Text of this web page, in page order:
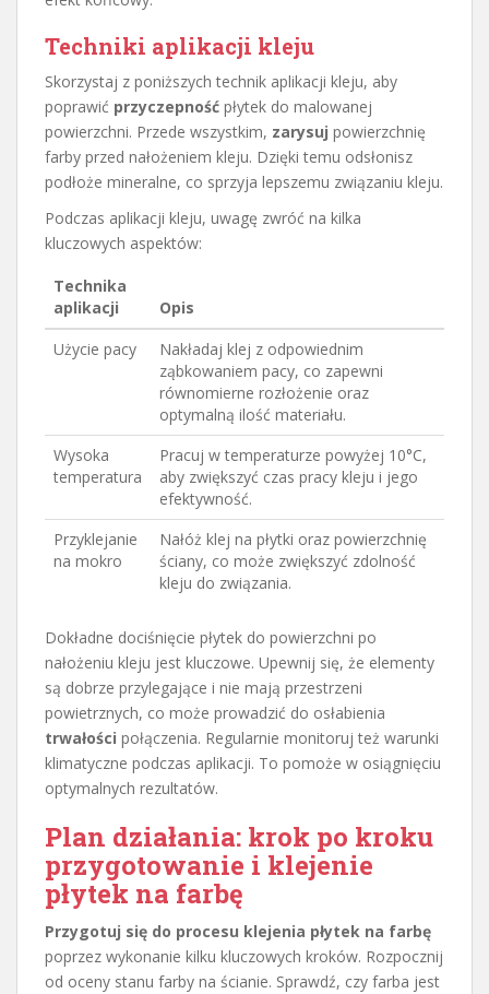
Techniki aplikacji kleju
Skorzystaj z poniższych technik aplikacji kleju, aby
poprawić przyczepność płytek do malowanej
powierzchni. Przede wszystkim, zarysuj powierzchnię
farby przed nałożeniem kleju. Dzięki temu odsłonisz
podłoże mineralne, co sprzyja lepszemu związaniu kleju.
Podczas aplikacji kleju, uwagę zwróć na kilka
kluczowych aspektów:
Technika
aplikacji
Opis
Użycie pacy
Nakładaj klej z odpowiednim
ząbkowaniem pacy, co zapewni
równomierne rozłożenie oraz
optymalną ilość materiału.
Wysoka
temperatura
Pracuj w temperaturze powyżej 10°C,
aby zwiększyć czas pracy kleju i jego
efektywność.
Przyklejanie
na mokro
Nałóż klej na płytki oraz powierzchnię
ściany, co może zwiększyć zdolność
kleju do związania.
Dokładne dociśnięcie płytek do powierzchni po
nałożeniu kleju jest kluczowe. Upewnij się, że elementy
są dobrze przylegające i nie mają przestrzeni
powietrznych, co może prowadzić do osłabienia
trwałości połączenia. Regularnie monitoruj też warunki
klimatyczne podczas aplikacji. To pomoże w osiągnięciu
optymalnych rezultatów.
Plan działania: krok po kroku
przygotowanie i klejenie
płytek na farbę
Przygotuj się do procesu klejenia płytek na farbę
poprzez wykonanie kilku kluczowych kroków. Rozpocznij
od oceny stanu farby na ścianie. Sprawdź, czy farba jest